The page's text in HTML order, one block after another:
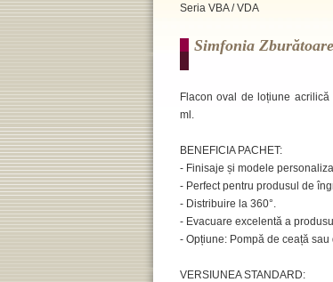
Seria VBA / VDA
Simfonia
Flacon oval de loțiune
ml.
BENEFICIA PACHET:
- Finisaje și modele
- Perfect pentru produsul de
- Distribuire la 360°.
- Evacuare excelentă a
- Opțiune: Pompă de ceață
VERSIUNEA STANDARD: